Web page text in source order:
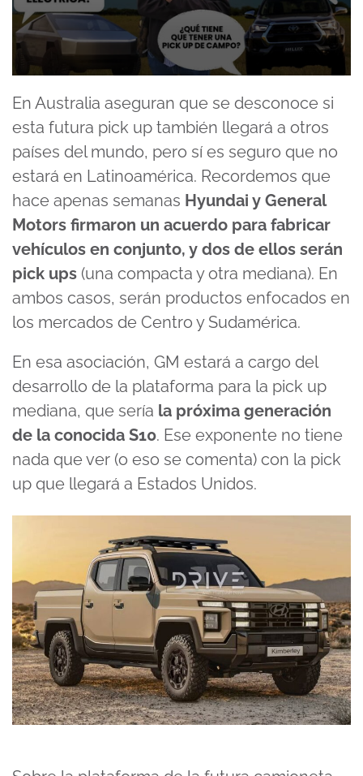
seconds
of
minutes,
31
seconds
En Australia aseguran que se desconoce si
esta futura pick up también llegará a otros
países del mundo, pero sí es seguro que no
estará en Latinoamérica. Recordemos que
hace apenas semanas Hyundai y General
Motors firmaron un acuerdo para fabricar
vehículos en conjunto, y dos de ellos serán
pick ups (una compacta y otra mediana). En
ambos casos, serán productos enfocados en
los mercados de Centro y Sudamérica.
En esa asociación, GM estará a cargo del
desarrollo de la plataforma para la pick up
mediana, que sería la próxima generación
de la conocida S10. Ese exponente no tiene
nada que ver (o eso se comenta) con la pick
up que llegará a Estados Unidos.